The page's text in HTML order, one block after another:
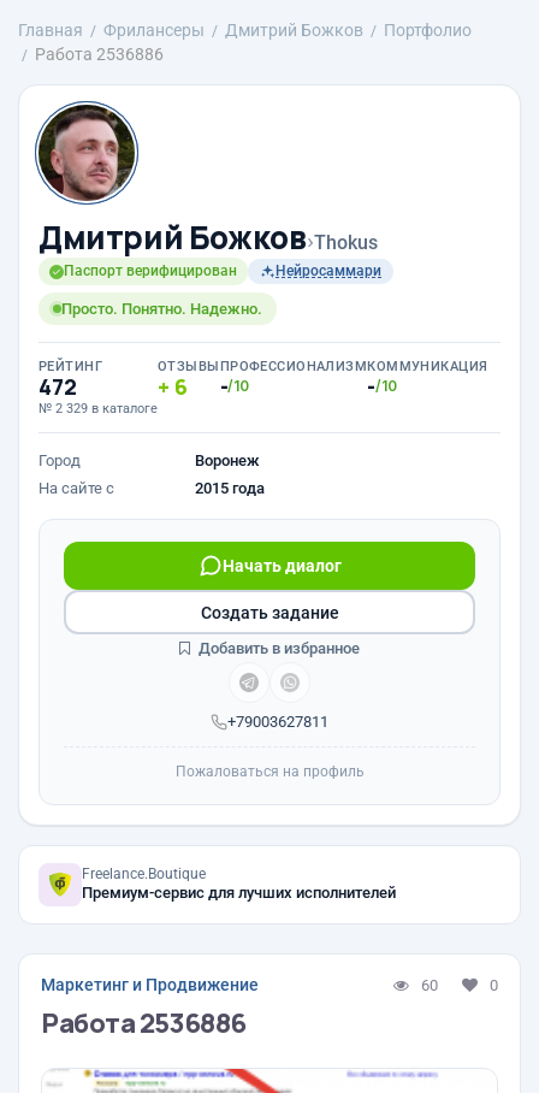
Главная Фрилансеры Дмитрий Божков
Портфолио
Работа 2536886
Дмитрий Божков›Thokus
Паспорт верифицирован Нейросаммари
Просто. Понятно. Надежно.
РЕЙТИНГ
472
№ 2 329 в каталоге
ОТЗЫВЫ
6
ПРОФЕССИОНАЛИЗМ
-/10
КОММУНИКАЦИЯ
-/10
Город
Воронеж
На сайте с
2015 года
+79003627811
Начать диалог
Создать задание
Добавить в избранное
Пожаловаться на профиль
Freelance.Boutique
Премиум-сервис для лучших исполнителей
Маркетинг и Продвижение 60 0
Работа 2536886